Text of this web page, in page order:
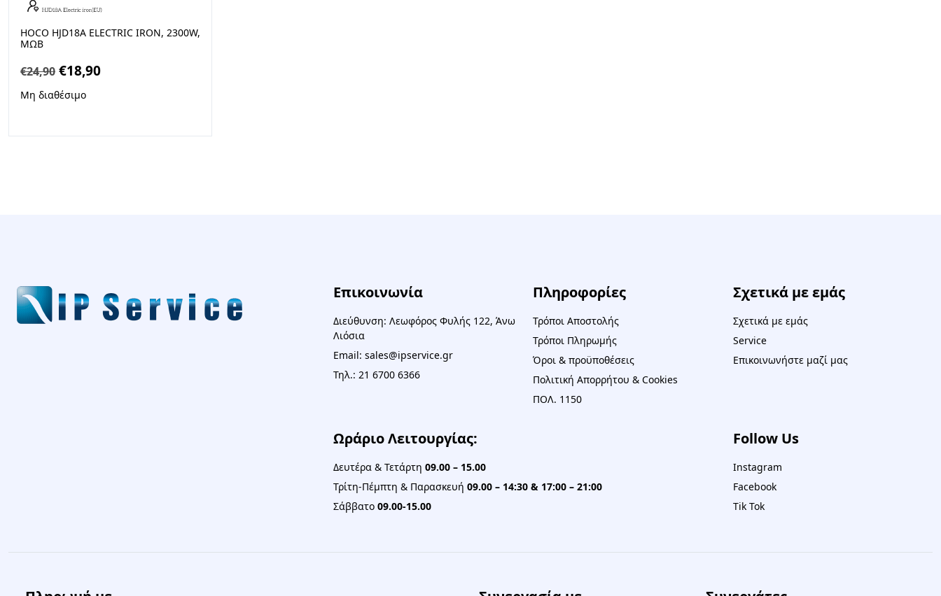
HOCO HJD18A ELECTRIC IRON, 2300W,
ΜΩΒ
€24,90 Original
price
€18,90Η
Μη διαθέσιμο
Επικοινωνία
Διεύθυνση: Λεωφόρος Φυλής 122, Άνω
Λιόσια
Email: sales@ipservice.gr
Τηλ.: 21 6700 6366
Πληροφορίες
Τρόποι Αποστολής
Τρόποι Πληρωμής
Όροι & προϋποθέσεις
Πολιτική Απορρήτου & Cookies
ΠΟΛ. 1150
Σχετικά με εμάς
Σχετικά με εμάς
Service
Επικοινωνήστε μαζί μας
Ωράριο Λειτουργίας:
Δευτέρα & Τετάρτη 09.00 – 15.00
Τρίτη-Πέμπτη & Παρασκευή 09.00 – 14:30 & 17:00 – 21:00
Σάββατο 09.00-15.00
Follow Us
Instagram
Facebook
Tik Tok